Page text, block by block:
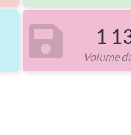
1
Volume